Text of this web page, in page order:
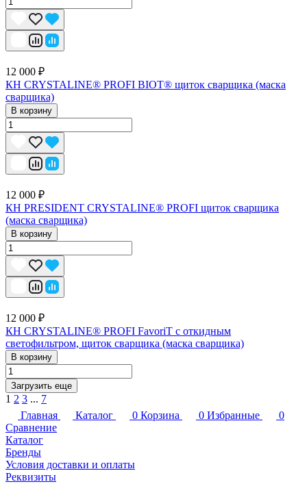
12 000 ₽
КН CRYSTALINE® PROFI BIOT® щиток сварщика (маска
сварщика)
В корзину
12 000 ₽
КН PRESIDENT CRYSTALINE® PROFI щиток сварщика
(маска сварщика)
В корзину
12 000 ₽
КН CRYSTALINE® PROFI FavoriT с откидным
светофильтром, щиток сварщика (маска сварщика)
В корзину
Загрузить еще
1 2 3 ... 7
Главная
Каталог 0 Корзина 0 Избранные
0
Сравнение
Каталог
Бренды
Условия доставки и оплаты
Реквизиты